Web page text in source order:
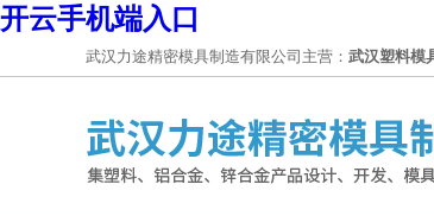
开云手机端入口
武汉力途精密模具制造有限公司主营： 武汉塑料模